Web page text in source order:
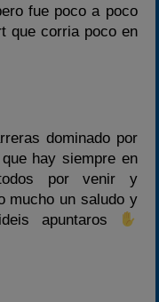
fue poco a poco
que corria poco en
dominado por
hay siempre en
por venir y
mucho un saludo y
apuntaros